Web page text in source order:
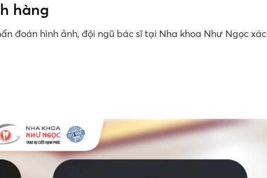
hàng
đoán hình ảnh, đội ngũ bác sĩ tại Nha khoa Như Ngọc xác